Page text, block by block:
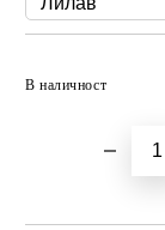
В наличност